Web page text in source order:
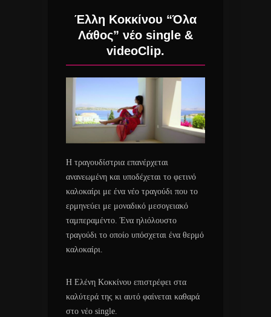
Έλλη Κοκκίνου “Όλα
Λάθος” νέο single &
videoClip.
Η τραγουδίστρια επανέρχεται
ανανεωμένη και υποδέχεται το φετινό
καλοκαίρι με ένα νέο τραγούδι που το
ερμηνεύει με μοναδικό μεσογειακό
ταμπεραμέντο. Ένα ηλιόλουστο
τραγούδι το οποίο υπόσχεται ένα θερμό
καλοκαίρι.
Η Ελένη Κοκκίνου επιστρέφει στα
καλύτερά της κι αυτό φαίνεται καθαρά
στο νέο single.